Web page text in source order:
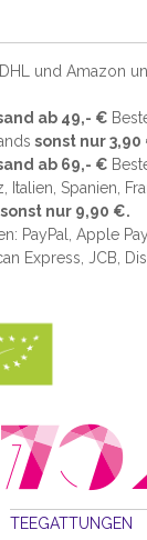
und Amazon
ab 49,- €
sonst nur 3,90
ab 69,- €
Italien, Spanien,
sonst nur 9,90 €.
PayPal, Apple
Express, JCB,
TEEGATTUNGEN